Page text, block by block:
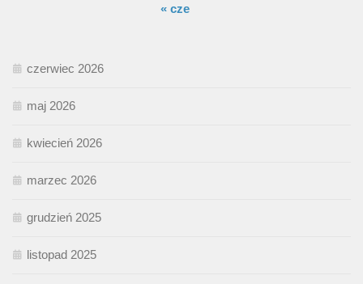
« cze
czerwiec 2026
maj 2026
kwiecień 2026
marzec 2026
grudzień 2025
listopad 2025